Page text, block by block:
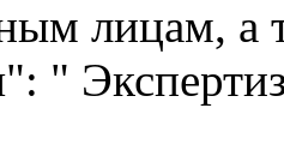
лицам, а
"